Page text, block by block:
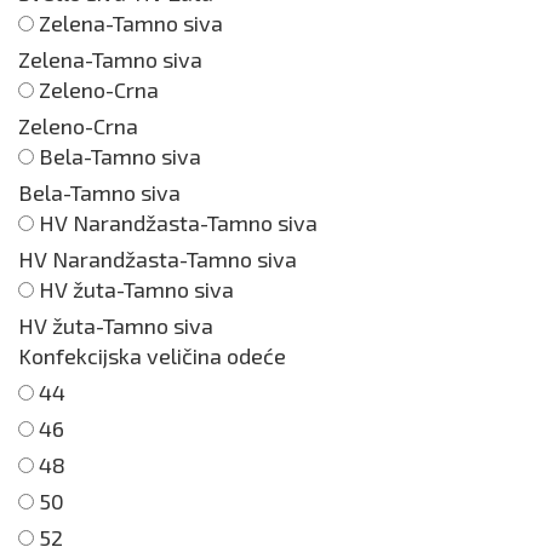
Zelena-Tamno siva
Zelena-Tamno siva
Zeleno-Crna
Zeleno-Crna
Bela-Tamno siva
Bela-Tamno siva
HV Narandžasta-Tamno siva
HV Narandžasta-Tamno siva
HV žuta-Tamno siva
HV žuta-Tamno siva
Konfekcijska veličina odeće
44
46
48
50
52